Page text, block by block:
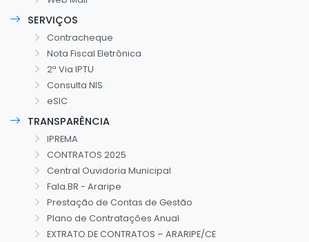
SERVIÇOS
Contracheque
Nota Fiscal Eletrônica
2ª Via IPTU
Consulta NIS
eSIC
TRANSPARÊNCIA
IPREMA
CONTRATOS 2025
Central Ouvidoria Municipal
Fala.BR - Araripe
Prestação de Contas de Gestão
Plano de Contratações Anual
EXTRATO DE CONTRATOS – ARARIPE/CE